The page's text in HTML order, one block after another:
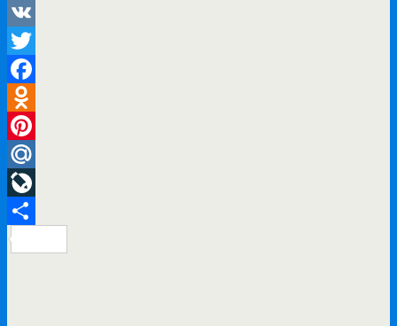
VK
Twitter
Facebook
Odnoklassniki
Pinterest
Mail.Ru
LiveJournal